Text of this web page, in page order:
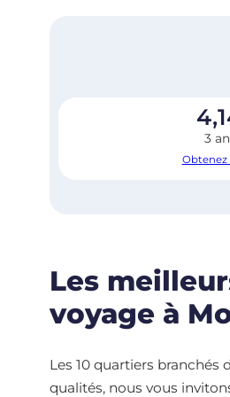
3
Obtenez
Les
voyage à
Les 10 quartiers
qualités, nous vous